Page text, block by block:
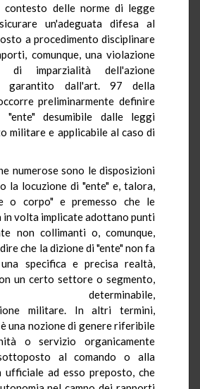
contesto delle norme di legge
un'adeguata difesa al
a procedimento disciplinare
comunque, una violazione
di imparzialità dell'azione
garantito dall'art. 97 della
preliminarmente definire
desumibile dalle leggi
militare e applicabile al caso di
numerose sono le disposizioni
la locuzione di "ente" e, talora,
o corpo" e premesso che le
in volta implicate adottano punti
non collimanti o, comunque,
che la dizione di "ente" non fa
specifica e precisa realtà,
un certo settore o segmento,
determinabile,
militare. In altri termini,
una nozione di genere riferibile
o servizio organicamente
al comando o alla
ufficiale ad esso preposto, che